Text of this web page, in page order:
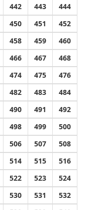
442 443
444
450 451
452
458 459
460
466 467
468
474 475
476
482 483
484
490 491
492
498 499
500
506 507
508
514 515
516
522 523
524
530 531
532